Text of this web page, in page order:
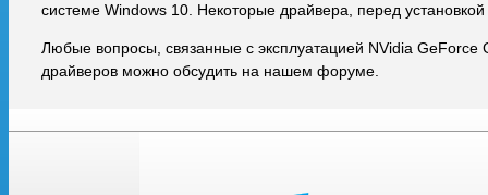
системе Windows 10. Некоторые драйвера, перед
Любые вопросы, связанные с эксплуатацией NVidia GeForce
драйверов можно обсудить на нашем форуме.